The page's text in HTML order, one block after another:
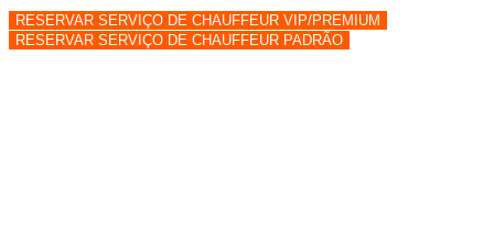
RESERVAR SERVIÇO DE CHAUFFEUR VIP/PREMIUM
RESERVAR SERVIÇO DE CHAUFFEUR PADRÃO